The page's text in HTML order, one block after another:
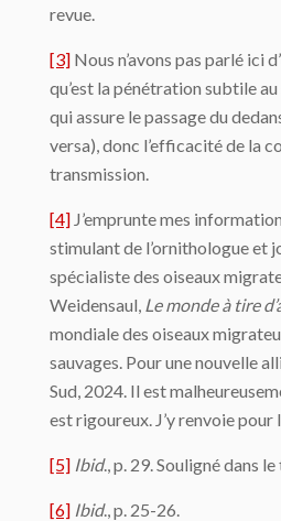
revue.
[3] Nous n’avons pas parlé ici
qu’est la pénétration subtile
qui assure le passage du
versa), donc l’efficacité de la
transmission.
[4] J’emprunte mes
stimulant de l’ornithologue et
spécialiste des oiseaux
Weidensaul, Le monde à tire
mondiale des oiseaux
sauvages. Pour une nouvelle
Sud, 2024. Il est
est rigoureux. J’y renvoie pour
[5] Ibid., p. 29. Souligné dans
[6] Ibid., p. 25-26.